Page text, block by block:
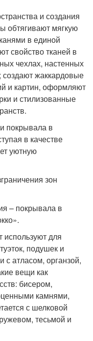
и создания
обтягивают мягкую
в единой
свойство тканей в
чехлах, настенных
жаккардовые
и картин, оформляют
и стилизованные
покрывала в
в качестве
уютную
зон
– покрывала в
используют для
подушек и
с атласом, органзой,
вещи как
бисером,
камнями,
с шелковой
тесьмой и